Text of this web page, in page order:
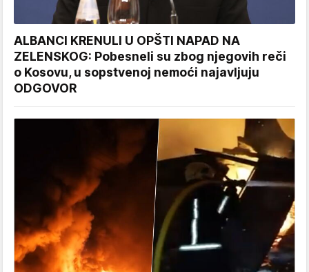
ALBANCI KRENULI U OPŠTI NAPAD NA
ZELENSKOG: Pobesneli su zbog njegovih reči
o Kosovu, u sopstvenoj nemoći najavljuju
ODGOVOR